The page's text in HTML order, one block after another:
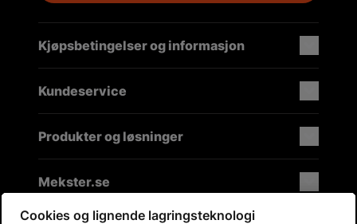
Kjøpsbetingelser og informasjon
Kundeservice
Produkter og løsninger
Mekster.se
Cookies og lignende lagringsteknologi